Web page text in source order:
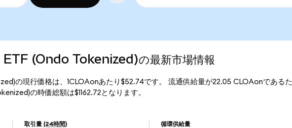
(Ondo Tokenized)の最新市場情報
の現行価格は、1CLOAonあたり$52.74です。 流通供給量が22.05 CLOAonであるた
の時価総額は$1162.72となります。
取引量 (24時間) 循環供給量